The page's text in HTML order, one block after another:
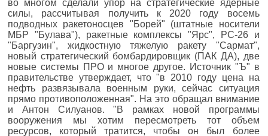
во многом сделали упор на стратегические ядерные
силы, рассчитывая получить к 2020 году восемь
подводных ракетоносцев "Борей" (штатные носители
МБР "Булава"), ракетные комплексы "Ярс", РС-26 и
"Баргузин", жидкостную тяжелую ракету "Сармат",
новый стратегический бомбардировщик (ПАК ДА), две
новые системы ПРО и многое другое. Источник "Ъ" в
правительстве утверждает, что "в 2010 году цена на
нефть развязывала военным руки, сейчас ситуация
прямо противоположенная". На это обращал внимание
и Антон Силуанов. "В рамках новой программы
вооружения мы хотим пересмотреть тот объем
ресурсов, который тратится, чтобы он был более